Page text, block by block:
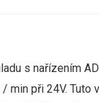
s nařízením
při 24V. Tuto